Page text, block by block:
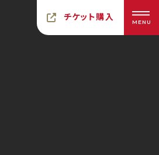
チケット購入 MENU